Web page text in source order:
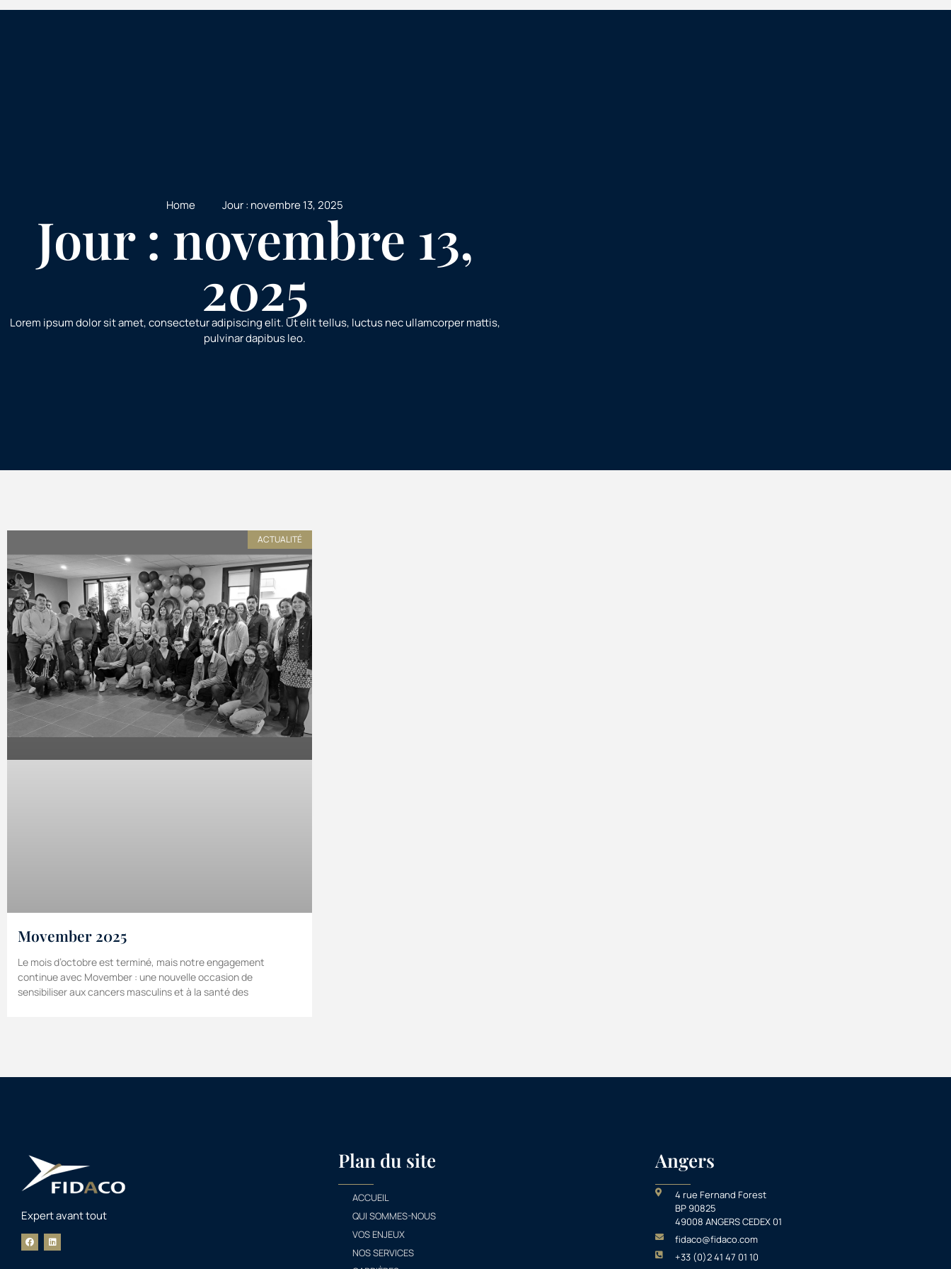
Home Jour : novembre 13, 2025
Jour : novembre 13,
2025
Lorem ipsum dolor sit amet, consectetur adipiscing elit. Ut elit tellus, luctus nec ullamcorper mattis,
pulvinar dapibus leo.
ACTUALITÉ
Movember 2025
Le mois d’octobre est terminé, mais notre engagement
continue avec Movember : une nouvelle occasion de
sensibiliser aux cancers masculins et à la santé des
Expert avant tout
Plan du site
ACCUEIL
QUI SOMMES-NOUS
VOS ENJEUX
NOS SERVICES
Angers
4 rue Fernand Forest
BP 90825
49008 ANGERS CEDEX 01
fidaco@fidaco.com
+33 (0)2 41 47 01 10